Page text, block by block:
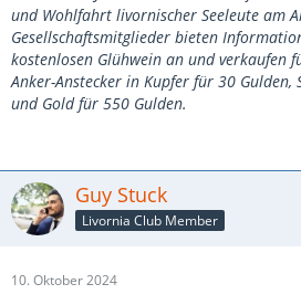
und Wohlfahrt livornischer Seeleute am
Gesellschaftsmitglieder bieten
kostenlosen Glühwein an und verkaufen
Anker-Anstecker in Kupfer für 30
und Gold für 550 Gulden.
Guy Stuck
Livornia Club Member
10. Oktober 2024